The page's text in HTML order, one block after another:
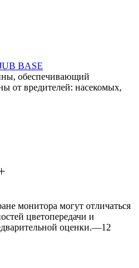
BASE
обеспечивающий
от вредителей: насекомых,
монитора могут отличаться
цветопередачи и
оценки.—12